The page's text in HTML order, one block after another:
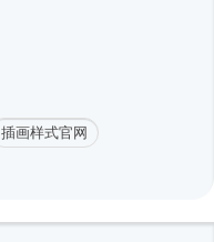
插画样式官网